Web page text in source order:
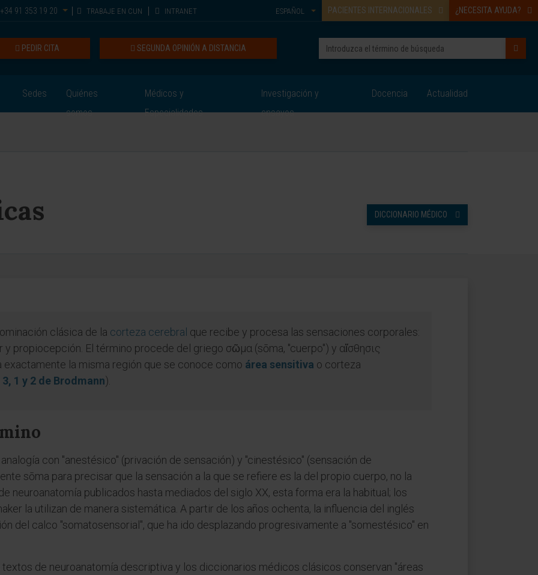
+34 91 353 19 20 TRABAJE EN CUN INTRANET PACIENTES INTERNACIONALES ¿NECESITA AYUDA?
ESPAÑOL
SEGUNDA OPINIÓN A DISTANCIA
PEDIR CITA
Sedes
Quiénes
somos
Médicos y
Especialidades
Investigación y
ensayos
Docencia Actualidad
DICCIONARIO MÉDICO
clásica de la corteza cerebral que recibe y procesa las sensaciones corporales:
propiocepción. El término procede del griego σῶμα (sōma, "cuerpo") y αἴσθησις
exactamente la misma región que se conoce como área sensitiva o corteza
1 y 2 de Brodmann).
con "anestésico" (privación de sensación) y "cinestésico" (sensación de
sōma para precisar que la sensación a la que se refiere es la del propio cuerpo, no la
neuroanatomía publicados hasta mediados del siglo XX, esta forma era la habitual; los
la utilizan de manera sistemática. A partir de los años ochenta, la influencia del inglés
del calco "somatosensorial", que ha ido desplazando progresivamente a "somestésico" en
de neuroanatomía descriptiva y los diccionarios médicos clásicos conservan "áreas